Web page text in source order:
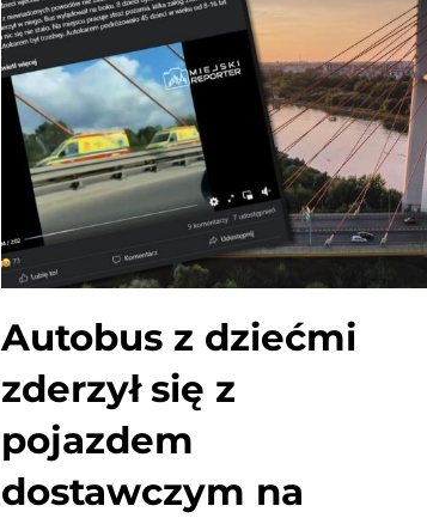
Autobus z dziećmi
zderzył się z
pojazdem
dostawczym na